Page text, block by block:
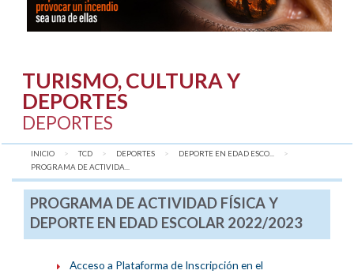
TURISMO, CULTURA Y
DEPORTES
DEPORTES
INICIO TCD DEPORTES
DEPORTE EN EDAD ESCO...
AQUÍ:
PROGRAMA DE ACTIVIDA...
PROGRAMA DE ACTIVIDAD FÍSICA Y
DEPORTE EN EDAD ESCOLAR 2022/2023
Acceso a Plataforma de Inscripción en el